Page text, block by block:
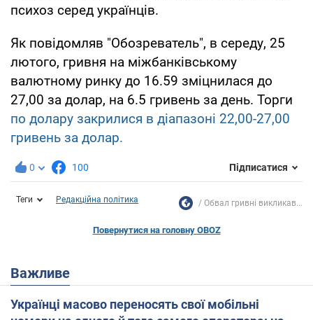
психоз серед українців.
Як повідомляв "Обозреватель", в середу, 25
лютого, гривня на міжбанківському
валютному ринку до 16.59 зміцнилася до
27,00 за долар, на 6.5 гривень за день. Торги
по долару закрилися в діапазоні 22,00-27,00
гривень за долар.
0 100 Підписатися
Теги Редакційна політика Обвал гривні викликав...
Повернутися на головну OBOZ
Важливе
Українці масово переносять свої мобільні